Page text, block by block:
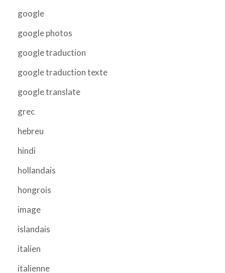
google
google photos
google traduction
google traduction texte
google translate
grec
hebreu
hindi
hollandais
hongrois
image
islandais
italien
italienne